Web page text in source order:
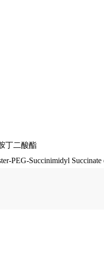
丁二酸酯
PEG-Succinimidyl Succinate